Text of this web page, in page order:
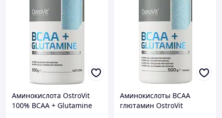
Аминокислота OstroVit
100% BCAA + Glutamine
Аминокислоты ВСАА
глютамин OstroVit